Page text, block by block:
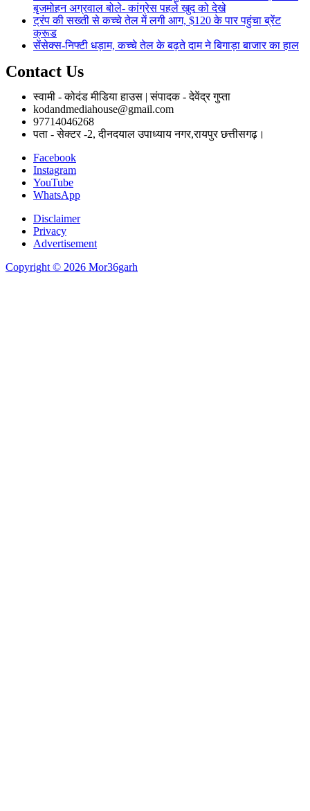
बृजमोहन अग्रवाल बोले- कांग्रेस पहले खुद को देखे
ट्रंप की सख्ती से कच्चे तेल में लगी आग, $120 के पार पहुंचा ब्रेंट
क्रूड
सेंसेक्स-निफ्टी धड़ाम, कच्चे तेल के बढ़ते दाम ने बिगाड़ा बाजार का हाल
Contact Us
स्वामी - कोदंड मीडिया हाउस | संपादक - देवेंद्र गुप्ता
kodandmediahouse@gmail.com
97714046268
पता - सेक्टर -2, दीनदयाल उपाध्याय नगर,रायपुर छत्तीसगढ़।
Facebook
Instagram
YouTube
WhatsApp
Disclaimer
Privacy
Advertisement
Copyright © 2026 Mor36garh